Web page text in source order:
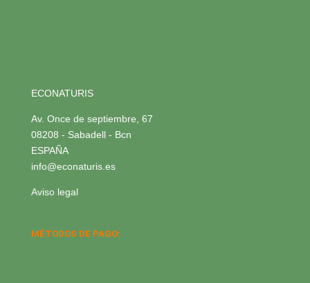
ECONATURIS
Av. Once de septiembre, 67
08208 - Sabadell - Bcn
ESPAÑA
info@econaturis.es
Aviso legal
MÉTODOS DE PAGO: